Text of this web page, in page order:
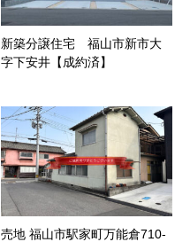
新築分譲住宅 福山市新市大
字下安井【成約済】
売地 福山市駅家町万能倉710-